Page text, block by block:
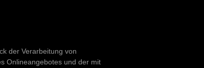
der Verarbeitung von
Onlineangebotes und der mit